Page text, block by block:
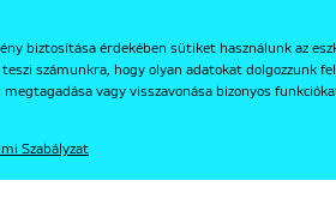
biztosítása érdekében sütiket használunk az
számunkra, hogy olyan adatokat dolgozzunk
megtagadása vagy visszavonása bizonyos
Szabályzat